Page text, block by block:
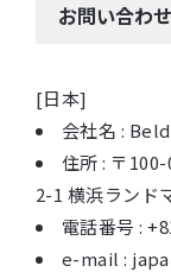
お問い合わ
[日本]
会社名 :
住所 : 〒
2-1 横浜ランド
電話番号 :
e-mail :